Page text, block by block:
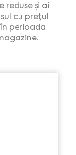
reduse și ai
cu prețul
perioada